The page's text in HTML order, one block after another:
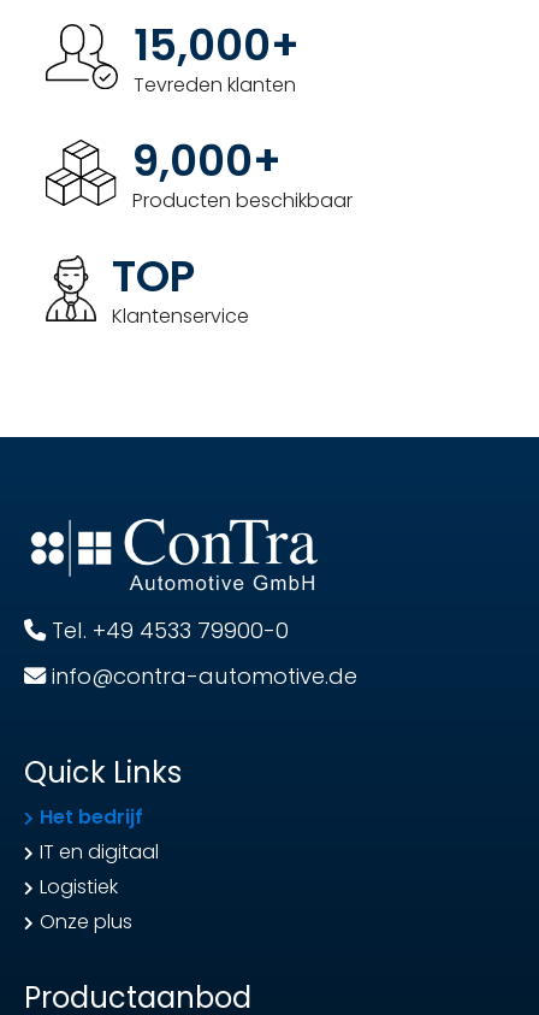
15,000+
Tevreden klanten
9,000+
Producten beschikbaar
TOP
Klantenservice
Tel. +49 4533 79900-0
info@contra-automotive.de
Quick Links
Het bedrijf
IT en digitaal
Logistiek
Onze plus
Productaanbod